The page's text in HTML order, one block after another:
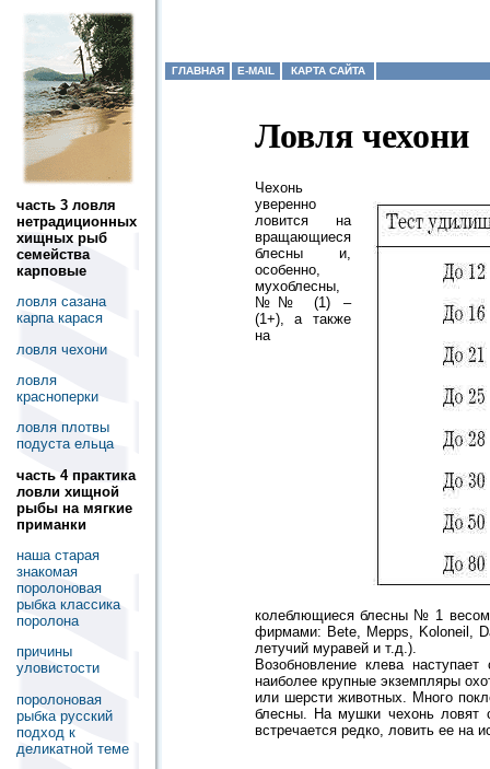
часть 3 ловля
нетрадиционных
хищных рыб
семейства
карповые
ловля сазана
карпа карася
ловля чехони
ловля
красноперки
ловля плотвы
подуста ельца
часть 4 практика
ловли хищной
рыбы на мягкие
приманки
наша старая
знакомая
поролоновая
рыбка классика
поролона
причины
уловистости
поролоновая
рыбка русский
подход к
деликатной теме
ГЛАВНАЯ E-MAIL КАРТА САЙТА
Ловля чехони
Чехонь
уверенно
ловится на
вращающиеся
блесны и,
особенно,
мухоблесны,
№№ (1) –
(1+), а также
на
колеблющиеся блесны № 1 весом
фирмами: Bete, Mepps, Koloneil,
летучий муравей и т.д.).
Возобновление клева
наиболее крупные экземпляры
или шерсти животных. Много
блесны. На мушки чехонь ловят
встречается редко, ловить ее на